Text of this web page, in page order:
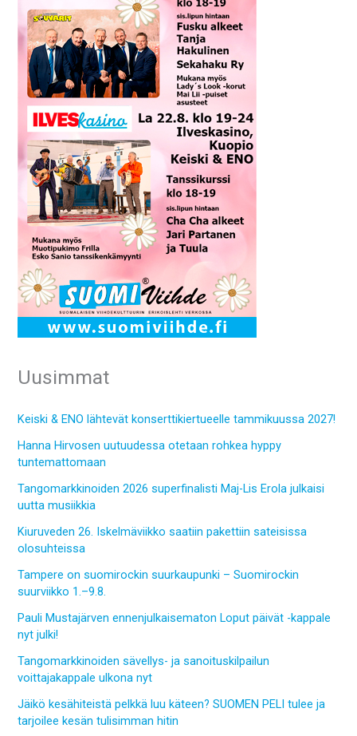
Uusimmat
Keiski & ENO lähtevät konserttikiertueelle tammikuussa 2027!
Hanna Hirvosen uutuudessa otetaan rohkea hyppy
tuntemattomaan
Tangomarkkinoiden 2026 superfinalisti Maj-Lis Erola julkaisi
uutta musiikkia
Kiuruveden 26. Iskelmäviikko saatiin pakettiin sateisissa
olosuhteissa
Tampere on suomirockin suurkaupunki – Suomirockin
suurviikko 1.–9.8.
Pauli Mustajärven ennenjulkaisematon Loput päivät -kappale
nyt julki!
Tangomarkkinoiden sävellys- ja sanoituskilpailun
voittajakappale ulkona nyt
Jäikö kesähiteistä pelkkä luu käteen? SUOMEN PELI tulee ja
tarjoilee kesän tulisimman hitin